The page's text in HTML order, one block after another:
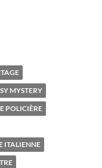
MYSTERY
POLICIÈRE
ITALIENNE